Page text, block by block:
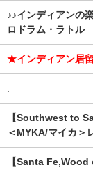
♪♪インディアンの
ロドラム・ラトル
★インディアン居
.
【Southwest to
＜MYKA/マイカ＞
【Santa